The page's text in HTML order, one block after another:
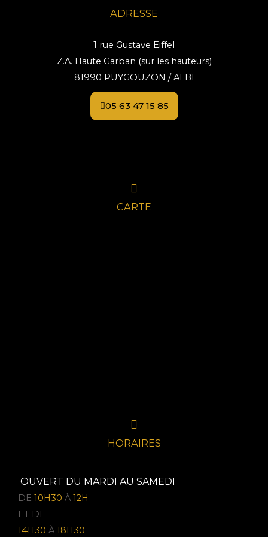
ADRESSE
1 rue Gustave Eiffel
Z.A. Haute Garban (sur les hauteurs)
81990 PUYGOUZON / ALBI
05 63 47 15 85
CARTE
HORAIRES
OUVERT DU MARDI AU SAMEDI
DE 10H30 À 12H
ET DE
14H30 À 18H30